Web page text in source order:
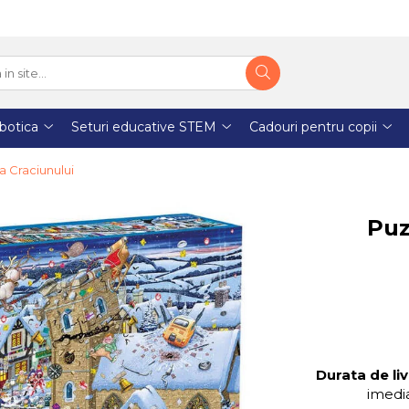
Seturi educative STEM Cadouri pentru copii
Craciunului
Durata de